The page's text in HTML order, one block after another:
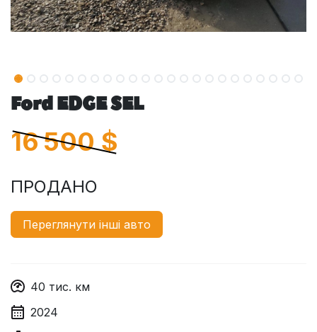
Ford EDGE SEL
16 500$
ПРОДАНО
Переглянути інші авто
40 тис. км
2024